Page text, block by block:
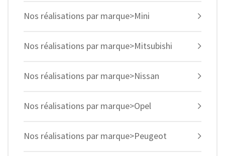
Nos réalisations par marque>Mini
Nos réalisations par marque>Mitsubishi
Nos réalisations par marque>Nissan
Nos réalisations par marque>Opel
Nos réalisations par marque>Peugeot